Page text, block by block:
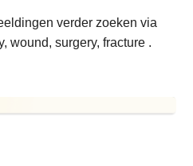
verder zoeken via
wound, surgery, fracture .